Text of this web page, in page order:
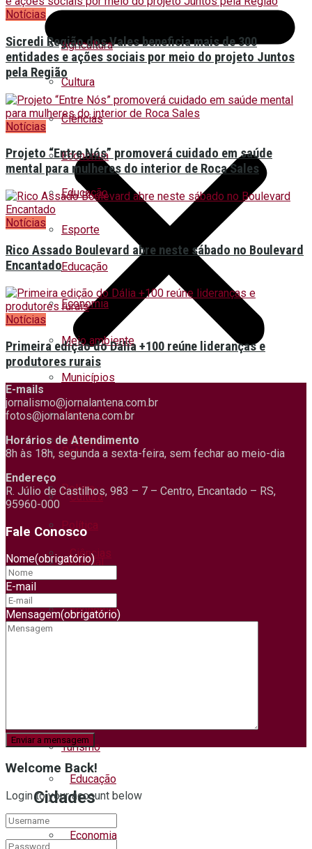
Agricultura
Cultura
Ciências
Economia
Educação
Economia
Agricultura
Cultura
Ciências
Economia
Educação
Esporte
Educação
Economia
Meio ambiente
Municípios
Negócios
Pets
Polícia
Política
Regional
Turismo
Cidades
Notícias
Sicredi Região dos Vales beneficia mais de 300
entidades e ações sociais por meio do projeto Juntos
pela Região
Notícias
Projeto “Entre Nós” promoverá cuidado em saúde
mental para mulheres do interior de Roca Sales
Notícias
Rico Assado Boulevard abre neste sábado no Boulevard
Encantado
Notícias
Primeira edição do Dália +100 reúne lideranças e
produtores rurais
E-mails
jornalismo@jornalantena.com.br
fotos@jornalantena.com.br
Horários de Atendimento
8h às 18h, segunda a sexta-feira, sem fechar ao meio-dia
Endereço
R. Júlio de Castilhos, 983 – 7 – Centro, Encantado – RS,
95960-000
Fale Conosco
Nome(obrigatório)
E-mail
Mensagem(obrigatório)
Welcome Back!
Login to your account below